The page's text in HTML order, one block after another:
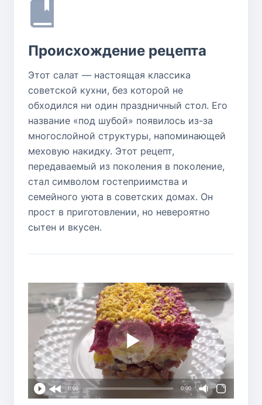
Происхождение рецепта
Этот салат — настоящая классика
советской кухни, без которой не
обходился ни один праздничный стол. Его
название «под шубой» появилось из-за
многослойной структуры, напоминающей
меховую накидку. Этот рецепт,
передаваемый из поколения в поколение,
стал символом гостеприимства и
семейного уюта в советских домах. Он
прост в приготовлении, но невероятно
сытен и вкусен.
0:00 0:00